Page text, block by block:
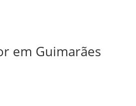
em Guimarães